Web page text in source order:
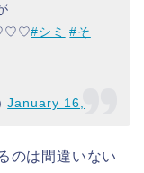
#シミ #そ
January 16,
のは間違いない